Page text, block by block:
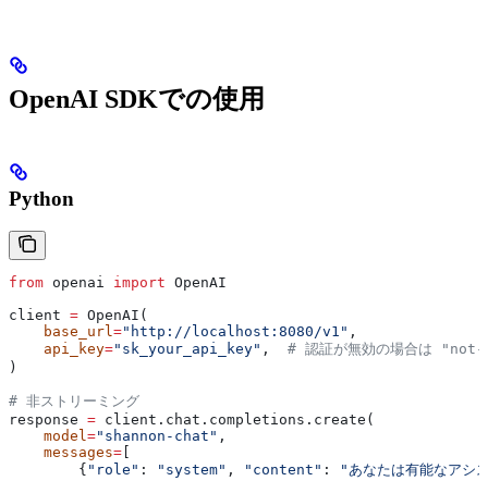
OpenAI SDKでの使用
Python
from openai import OpenAI
client = OpenAI(
    base_url
="http://localhost:8080/v1" ,
    api_key
="sk_your_api_key" , # 認証が無効の場合は
)
# 非ストリーミング
response = client.chat.completions.create(
    model
="shannon-chat" ,
    messages
=
        {
"role" : "system" , "content" : "あなたは有能なアシ